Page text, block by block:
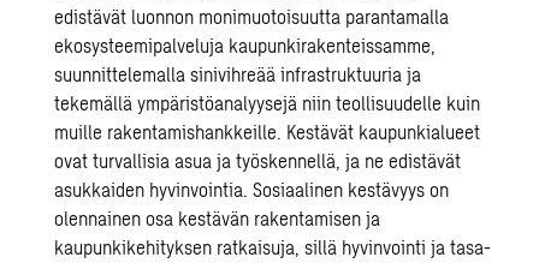
edistävät luonnon monimuotoisuutta parantamalla
ekosysteemipalveluja kaupunkirakenteissamme,
suunnittelemalla sinivihreää infrastruktuuria ja
tekemällä ympäristöanalyysejä niin teollisuudelle kuin
muille rakentamishankkeille. Kestävät kaupunkialueet
ovat turvallisia asua ja työskennellä, ja ne edistävät
asukkaiden hyvinvointia. Sosiaalinen kestävyys on
olennainen osa kestävän rakentamisen ja
kaupunkikehityksen ratkaisuja, sillä hyvinvointi ja tasa-